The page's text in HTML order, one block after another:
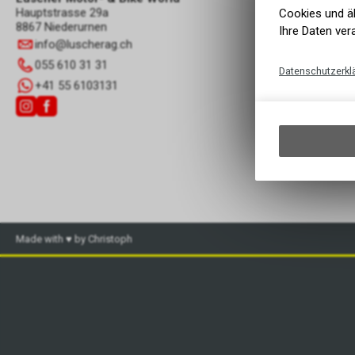
Hauptstrasse 29a
8867 Niederurnen
info@luscherag.ch
055 610 31 31
+41 55 6103131
Made with ♥ by Christoph
Cookies und
Ihre Daten